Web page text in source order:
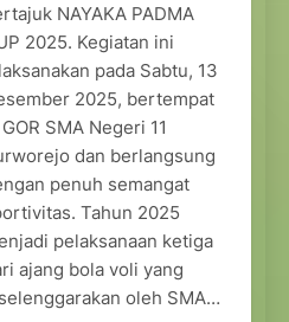
NAYAKA PADMA
2025. Kegiatan ini
pada Sabtu, 13
2025, bertempat
SMA Negeri 11
dan berlangsung
penuh semangat
Tahun 2025
pelaksanaan ketiga
ajang bola voli yang
oleh SMA…